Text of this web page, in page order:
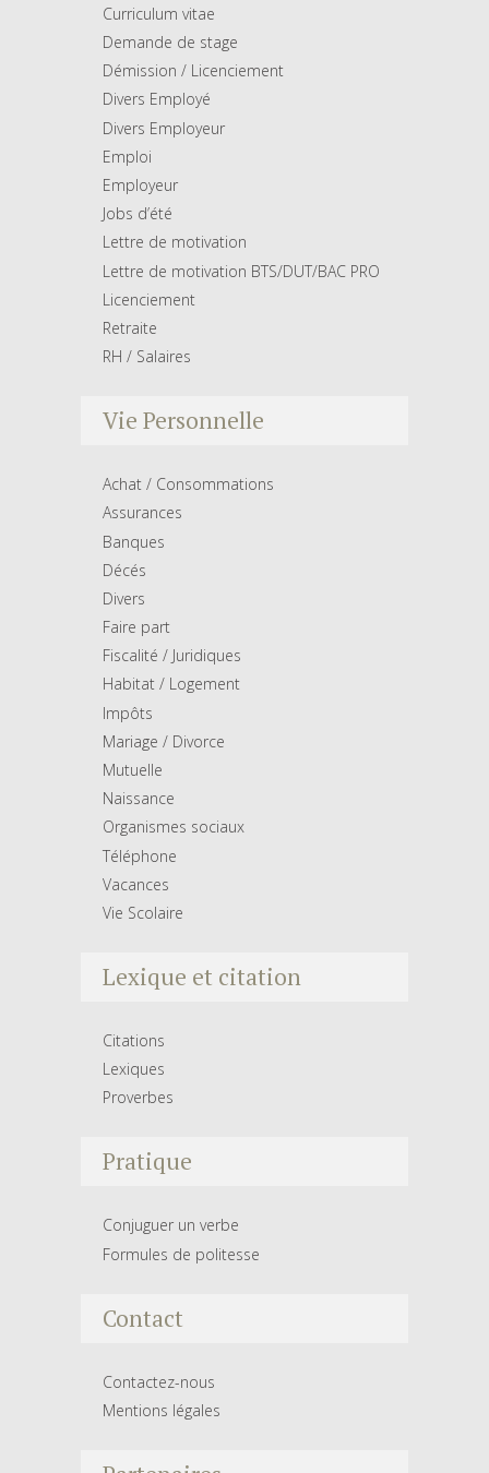
Curriculum vitae
Demande de stage
Démission / Licenciement
Divers Employé
Divers Employeur
Emploi
Employeur
Jobs d’été
Lettre de motivation
Lettre de motivation BTS/DUT/BAC PRO
Licenciement
Retraite
RH / Salaires
Vie Personnelle
Achat / Consommations
Assurances
Banques
Décés
Divers
Faire part
Fiscalité / Juridiques
Habitat / Logement
Impôts
Mariage / Divorce
Mutuelle
Naissance
Organismes sociaux
Téléphone
Vacances
Vie Scolaire
Lexique et citation
Citations
Lexiques
Proverbes
Pratique
Conjuguer un verbe
Formules de politesse
Contact
Contactez-nous
Mentions légales